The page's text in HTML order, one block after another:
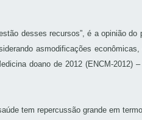
desses recursos”, é a opinião
asmodificações
doano de 2012 (ENCM-2012)
tem repercussão grande em